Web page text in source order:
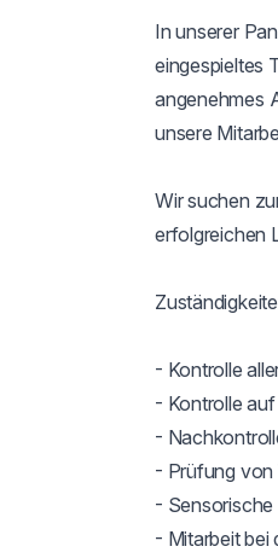
In unserer
eingespieltes
angenehmes
unsere
Wir suchen
erfolgreichen
- Kontrolle
- Kontrolle
-
- Prüfung von
-
- Mitarbeit bei